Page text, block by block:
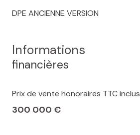
DPE ANCIENNE VERSION
Informations
financières
Prix de vente honoraires TTC inclus
300 000 €